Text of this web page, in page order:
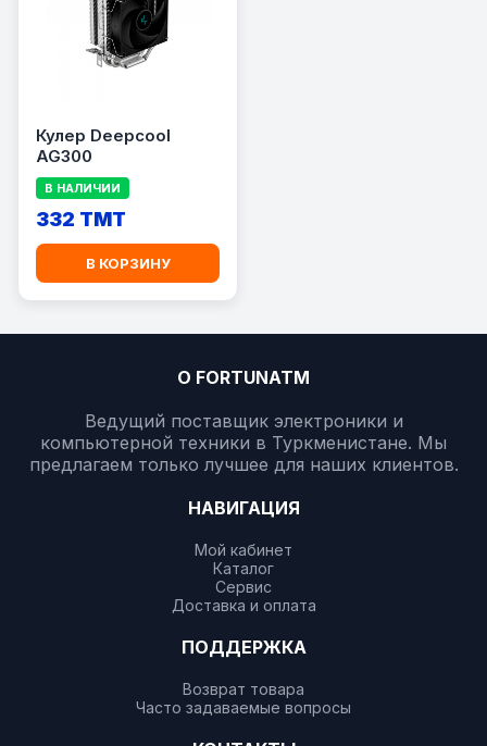
Кулер Deepcool
AG300
В НАЛИЧИИ
332 TMT
В КОРЗИНУ
О FORTUNATM
Ведущий поставщик электроники и
компьютерной техники в Туркменистане. Мы
предлагаем только лучшее для наших клиентов.
НАВИГАЦИЯ
Мой кабинет
Каталог
Сервис
Доставка и оплата
ПОДДЕРЖКА
Возврат товара
Часто задаваемые вопросы